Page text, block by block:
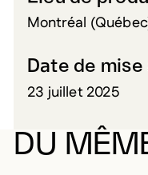
Montréal
Date de mise
23 juillet 2025
DU